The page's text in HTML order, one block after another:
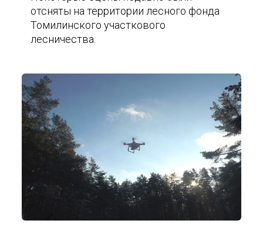
отсняты на территории лесного фонда
Томилинского участкового
лесничества.